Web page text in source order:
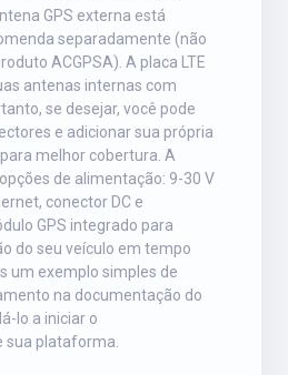
GPS externa está
separadamente (não
ACGPSA). A placa LTE
antenas internas com
se desejar, você pode
e adicionar sua própria
melhor cobertura. A
de alimentação: 9-30 V
conector DC e
GPS integrado para
do seu veículo em tempo
um exemplo simples de
na documentação do
lo a iniciar o
sua plataforma.